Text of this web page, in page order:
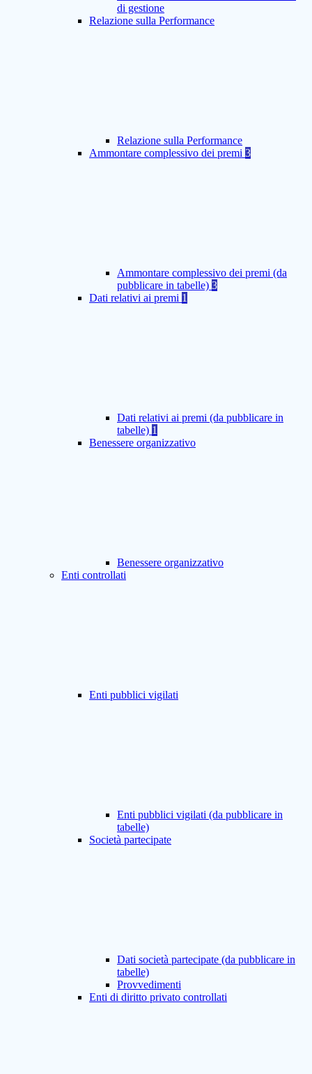
di gestione
Relazione sulla Performance
Relazione sulla Performance
Ammontare complessivo dei premi 3
Ammontare complessivo dei premi (da
pubblicare in tabelle) 3
Dati relativi ai premi 1
Dati relativi ai premi (da pubblicare in
tabelle) 1
Benessere organizzativo
Benessere organizzativo
Enti controllati
Enti pubblici vigilati
Enti pubblici vigilati (da pubblicare in
tabelle)
Società partecipate
Dati società partecipate (da pubblicare in
tabelle)
Provvedimenti
Enti di diritto privato controllati